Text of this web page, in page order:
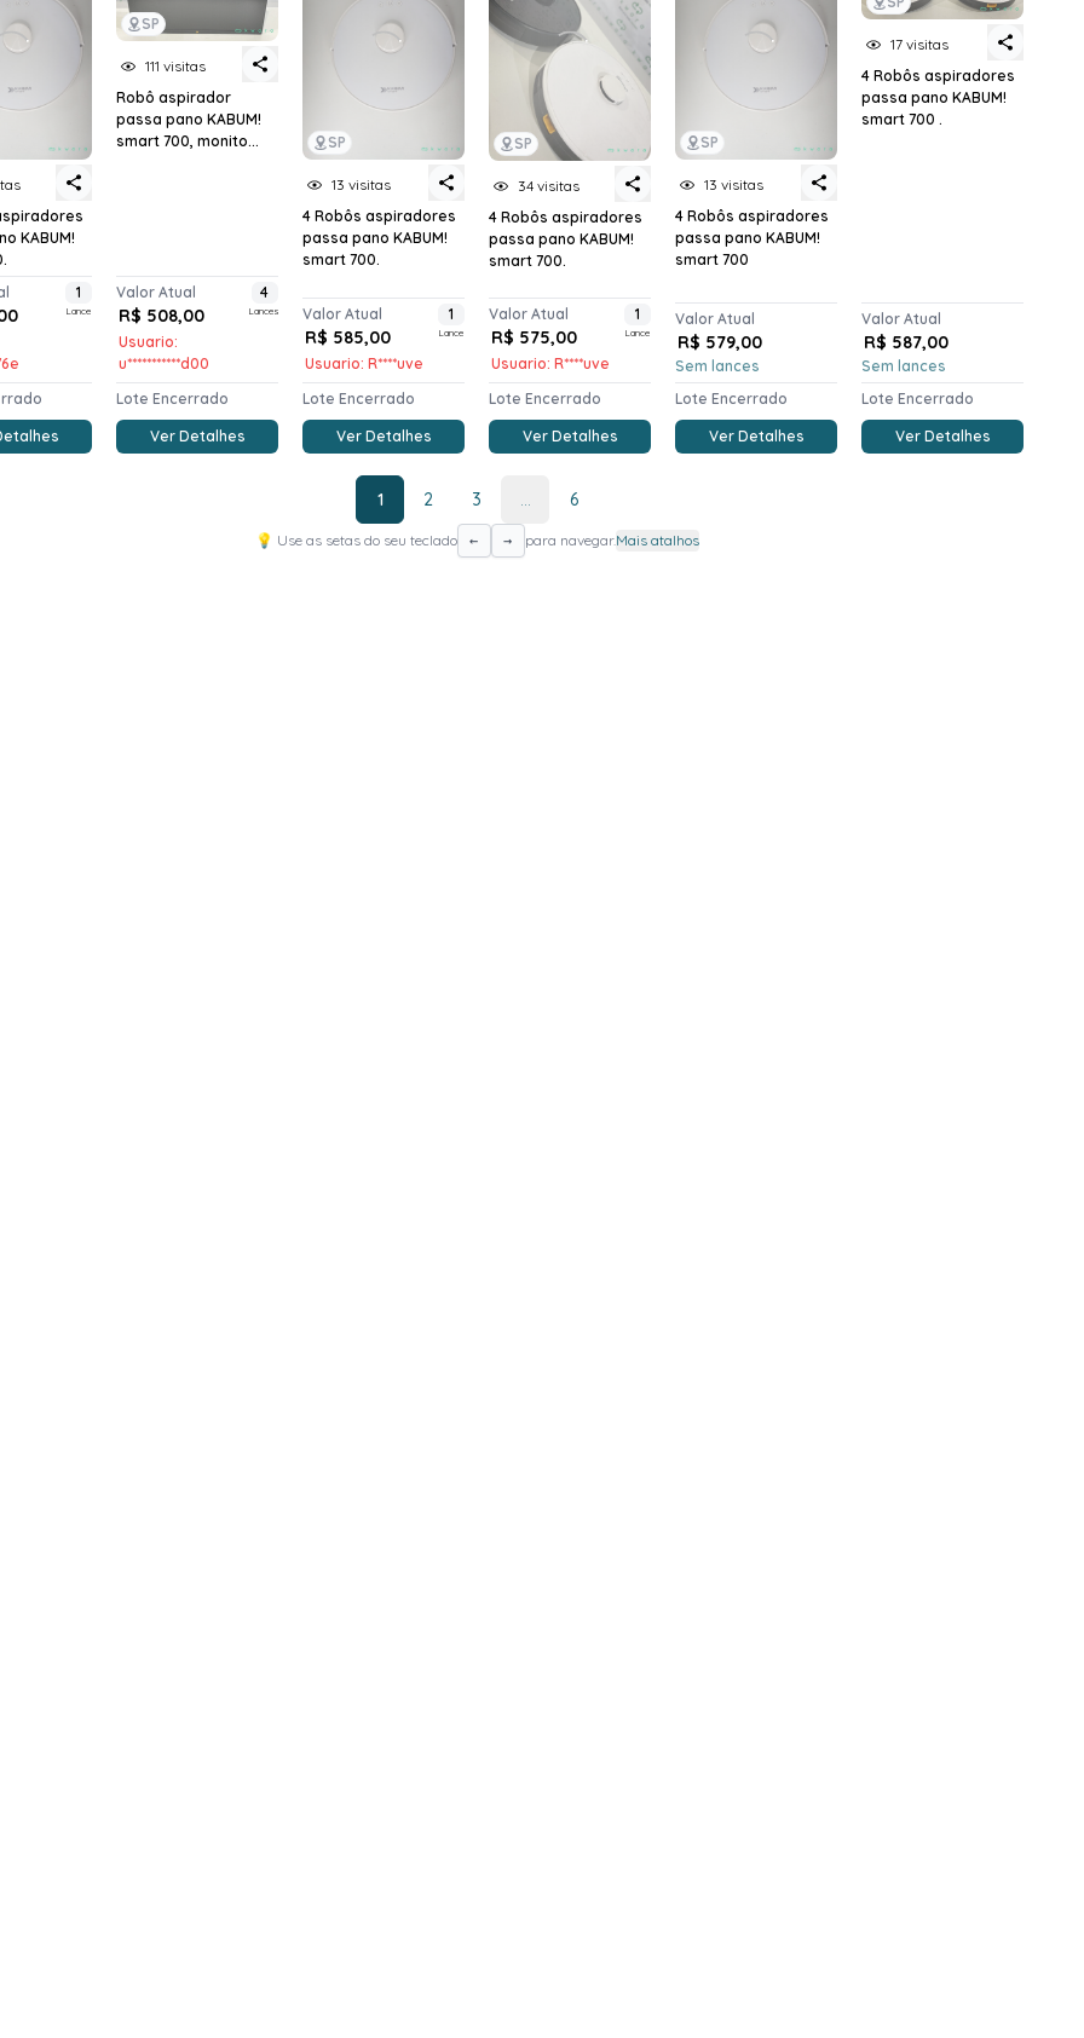
KABUM!
1
Lance
SP
111 visitas
Robô aspirador
passa pano KABUM!
smart 700, monito...
Valor Atual
R$ 508,00
Usuario:
u***********d00
4
Lances
Lote Encerrado
Ver Detalhes
SP
13 visitas
4 Robôs aspiradores
passa pano KABUM!
smart 700.
Valor Atual
R$ 585,00
Usuario: R****uve
1
Lance
Lote Encerrado
Ver Detalhes
SP
34 visitas
4 Robôs aspiradores
passa pano KABUM!
smart 700.
Valor Atual
R$ 575,00
Usuario: R****uve
1
Lance
Lote Encerrado
Ver Detalhes
SP
13 visitas
4 Robôs aspiradores
passa pano KABUM!
smart 700
Valor Atual
R$ 579,00
Sem lances
Lote Encerrado
Ver Detalhes
17 visitas
4 Robôs aspiradores
passa pano KABUM!
smart 700 .
Valor Atual
R$ 587,00
Sem lances
Lote Encerrado
Ver Detalhes
1 2 3 ... 6
💡 Use as setas do seu teclado ← → para navegar.Mais atalhos